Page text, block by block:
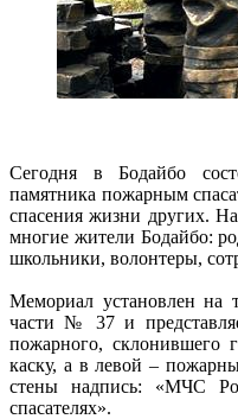
Сегодня в Бодайбо
памятника пожарным
спасения жизни других.
многие жители Бодайбо:
школьники, волонтеры,
Мемориал установлен на
части № 37 и
пожарного, склонившего
каску, а в левой –
стены надпись: «МЧС
спасателях».